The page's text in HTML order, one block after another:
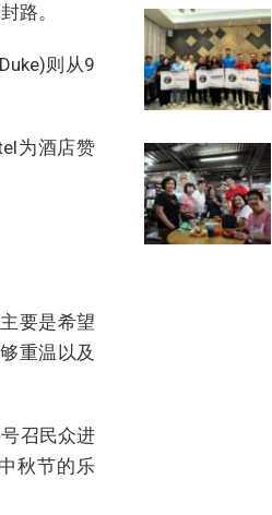
路。
则从9
为酒店赞
要是希望
重温以及
召民众进
秋节的乐